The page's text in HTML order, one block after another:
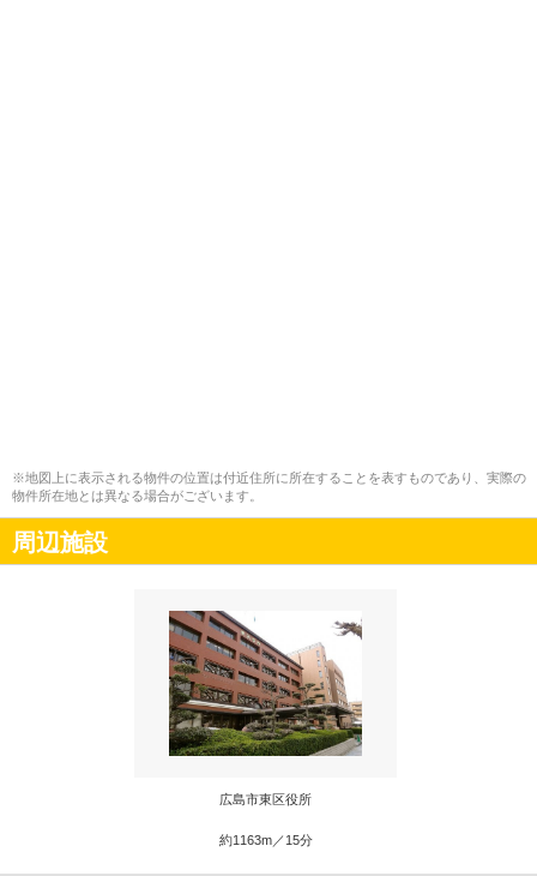
※地図上に表示される物件の位置は付近住所に所在することを表すものであり、実際の
物件所在地とは異なる場合がございます。
周辺施設
広島市東区役所
約1163m／15分